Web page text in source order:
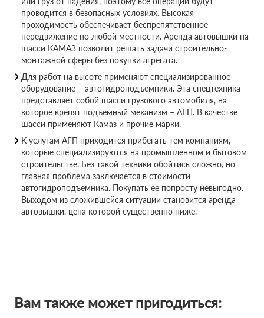
проводится в безопасных условиях. Высокая
проходимость обеспечивает беспрепятственное
передвижение по любой местности. Аренда автовышки на
шасси КАМАЗ позволит решать задачи строительно-
монтажной сферы без покупки агрегата.
Для работ на высоте применяют специализированное
оборудование – автогидроподъемники. Эта спецтехника
представляет собой шасси грузового автомобиля, на
которое крепят подъемный механизм – АГП. В качестве
шасси применяют Камаз и прочие марки.
К услугам АГП приходится прибегать тем компаниям,
которые специализируются на промышленном и бытовом
строительстве. Без такой техники обойтись сложно, но
главная проблема заключается в стоимости
автогидроподъемника. Покупать ее попросту невыгодно.
Выходом из сложившейся ситуации становится аренда
автовышки, цена которой существенно ниже.
Вам также может пригодиться: